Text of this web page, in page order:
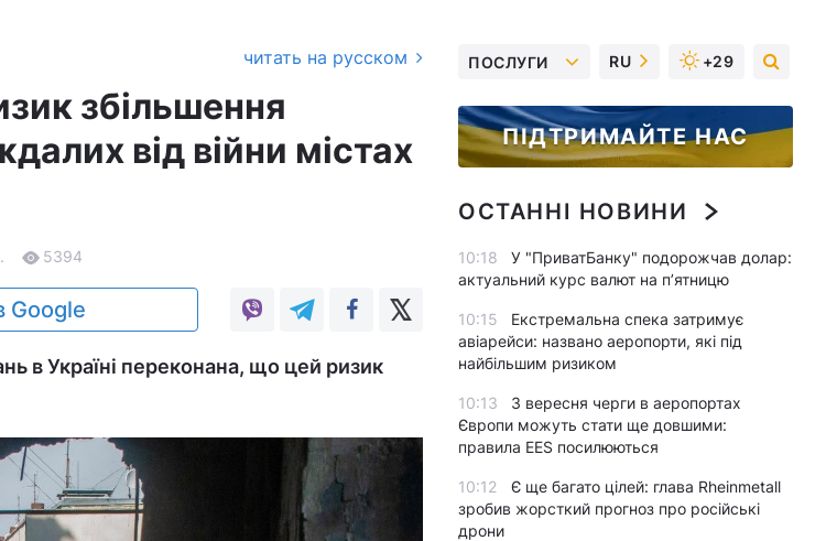
читать на русском
збільшення
від війни містах
5394
Google
в Україні переконана, що цей ризик
ПОСЛУГИ RU +29
ПІДТРИМАЙТЕ НАС
ОСТАННІ НОВИНИ
10:18
У "ПриватБанку" подорожчав долар:
актуальний курс валют на п’ятницю
10:15
Екстремальна спека затримує
авіарейси: названо аеропорти, які під
найбільшим ризиком
10:13
З вересня черги в аеропортах
Європи можуть стати ще довшими:
правила EES посилюються
10:12
Є ще багато цілей: глава Rheinmetall
зробив жорсткий прогноз про російські
дрони